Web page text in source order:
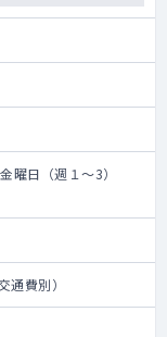
曜日（週１～3）
費別）